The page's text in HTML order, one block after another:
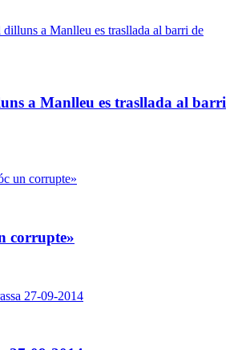
a Manlleu es trasllada al barri
corrupte»